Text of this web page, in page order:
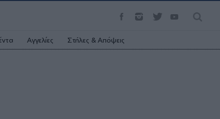
Αγγελίες Στήλες & Απόψεις